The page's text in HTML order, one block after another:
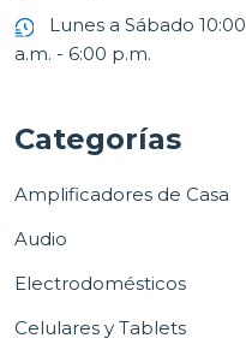
Lunes a Sábado 10:00
a.m. - 6:00 p.m.
Categorías
Amplificadores de Casa
Audio
Electrodomésticos
Celulares y Tablets